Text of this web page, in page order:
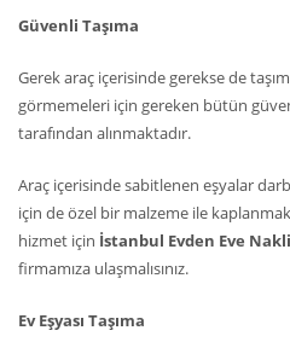
Güvenli Taşıma
Gerek araç içerisinde gerekse de
görmemeleri için gereken bütün
tarafından alınmaktadır.
Araç içerisinde sabitlenen eşyalar
için de özel bir malzeme ile
hizmet için İstanbul Evden Eve
firmamıza ulaşmalısınız.
Ev Eşyası Taşıma